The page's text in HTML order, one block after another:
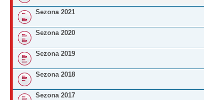
Sezona 2021
Sezona 2020
Sezona 2019
Sezona 2018
Sezona 2017